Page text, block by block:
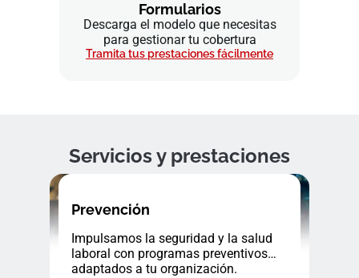
Formularios
Descarga el modelo que necesitas
para gestionar tu cobertura
Tramita tus prestaciones fácilmente
Servicios y prestaciones
Prevención
Impulsamos la seguridad y la salud
laboral con programas preventivos
adaptados a tu organización.